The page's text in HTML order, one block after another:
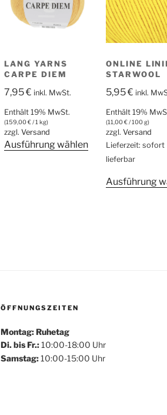
LANG YARNS
CARPE DIEM
7,95€ inkl. MwSt.
Enthält 19% MwSt.
(159,00€/ 1 kg)
zzgl. Versand
Ausführung wählenDieses
Produkt
mehrere
ONLINE
STARWOOL
5,95€ inkl.
Enthält 19%
(11,00€/ 100 g)
zzgl. Versand
Lieferzeit: sofort
lieferbar
Ausführung
ÖFFNUNGSZEITEN
Montag: Ruhetag
Di. bis Fr.:10:00-18:00 Uhr
Samstag:10:00-15:00 Uhr